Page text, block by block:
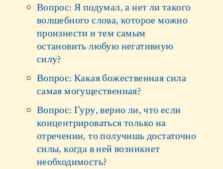
Вопрос: Я подумал, а нет ли такого
волшебного слова, которое можно
произнести и тем самым
остановить любую негативную
силу?
Вопрос: Какая божественная сила
самая могущественная?
Вопрос: Гуру, верно ли, что если
концентрироваться только на
отречении, то получишь достаточно
силы, когда в ней возникнет
необходимость?